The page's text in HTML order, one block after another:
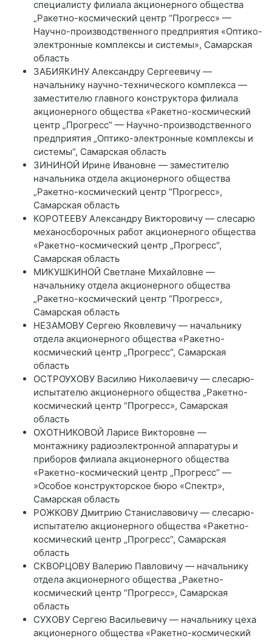
специалисту филиала акционерного общества
„Ракетно-космический центр “Прогресс» —
Научно-производственного предприятия «Оптико-
электронные комплексы и системы», Самарская
область
ЗАБИЯКИНУ Александру Сергеевичу —
начальнику научно-технического комплекса —
заместителю главного конструктора филиала
акционерного общества «Ракетно-космический
центр „Прогресс“ — Научно-производственного
предприятия „Оптико-электронные комплексы и
системы“, Самарская область
ЗИНИНОЙ Ирине Ивановне — заместителю
начальника отдела акционерного общества
„Ракетно-космический центр “Прогресс»,
Самарская область
КОРОТЕЕВУ Александру Викторовичу — слесарю
механосборочных работ акционерного общества
«Ракетно-космический центр „Прогресс“,
Самарская область
МИКУШКИНОЙ Светлане Михайловне —
начальнику отдела акционерного общества
„Ракетно-космический центр “Прогресс»,
Самарская область
НЕЗАМОВУ Сергею Яковлевичу — начальнику
отдела акционерного общества «Ракетно-
космический центр „Прогресс“, Самарская
область
ОСТРОУХОВУ Василию Николаевичу — слесарю-
испытателю акционерного общества „Ракетно-
космический центр “Прогресс», Самарская
область
ОХОТНИКОВОЙ Ларисе Викторовне —
монтажнику радиоэлектронной аппаратуры и
приборов филиала акционерного общества
«Ракетно-космический центр „Прогресс“ —
»Особое конструкторское бюро «Спектр»,
Самарская область
РОЖКОВУ Дмитрию Станиславовичу — слесарю-
испытателю акционерного общества «Ракетно-
космический центр „Прогресс“, Самарская
область
СКВОРЦОВУ Валерию Павловичу — начальнику
отдела акционерного общества „Ракетно-
космический центр “Прогресс», Самарская
область
СУХОВУ Сергею Васильевичу — начальнику цеха
акционерного общества «Ракетно-космический